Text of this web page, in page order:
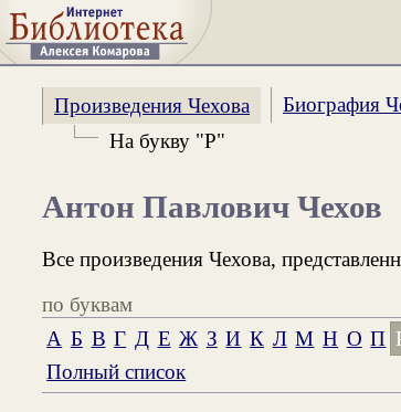
Произведения Чехова
Биография
На букву "Р"
Антон Павлович Чехов
Все произведения Чехова,
по буквам
А Б В Г Д Е Ж З И К Л М Н О П
Полный список